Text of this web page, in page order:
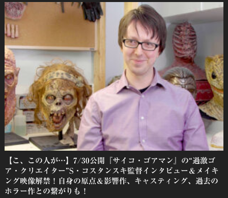
【こ、この人が…】7/30公開『サイコ・ゴアマン』の“過激ゴ
ア・クリエイター”S・コスタンスキ監督インタビュー＆メイキ
ング映像解禁！自身の原点＆影響作、キャスティング、過去の
ホラー作との繋がりも！